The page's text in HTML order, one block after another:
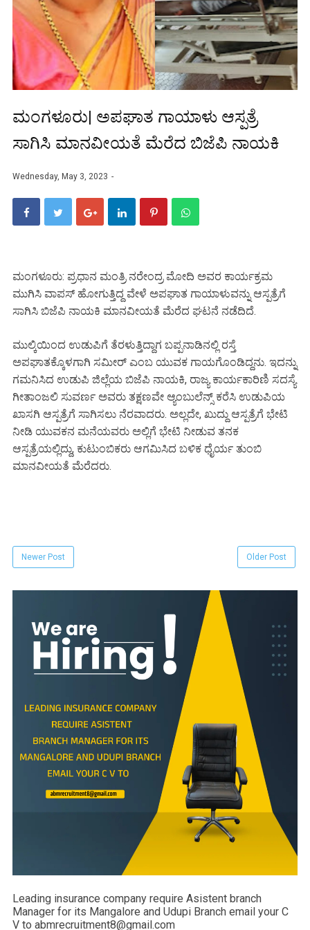
ಮಂಗಳೂರು| ಅಪಘಾತ ಗಾಯಾಳು ಆಸ್ಪತ್ರೆ
ಸಾಗಿಸಿ ಮಾನವೀಯತೆ ಮೆರೆದ ಬಿಜೆಪಿ ನಾಯಕಿ
Wednesday, May 3, 2023
ಮಂಗಳೂರು: ಪ್ರಧಾನ ಮಂತ್ರಿ ನರೇಂದ್ರ ಮೋದಿ ಅವರ ಕಾರ್ಯಕ್ರಮ
ಮುಗಿಸಿ ವಾಪಸ್ ಹೋಗುತ್ತಿದ್ದ ವೇಳೆ ಅಪಘಾತ ಗಾಯಾಳುವನ್ನು ಆಸ್ಪತ್ರೆಗೆ
ಸಾಗಿಸಿ ಬಿಜೆಪಿ ನಾಯಕಿ ಮಾನವೀಯತೆ ಮೆರೆದ ಘಟನೆ ನಡೆದಿದೆ.
ಮುಲ್ಕಿಯಿಂದ ಉಡುಪಿಗೆ ತೆರಳುತ್ತಿದ್ದಾಗ ಬಪ್ಪನಾಡಿನಲ್ಲಿ ರಸ್ತೆ
ಅಪಘಾತಕ್ಕೊಳಗಾಗಿ ಸಮೀರ್ ಎಂಬ ಯುವಕ ಗಾಯಗೊಂಡಿದ್ದನು. ಇದನ್ನು
ಗಮನಿಸಿದ ಉಡುಪಿ ಜಿಲ್ಲೆಯ ಬಿಜೆಪಿ ನಾಯಕಿ, ರಾಜ್ಯ ಕಾರ್ಯಕಾರಿಣಿ ಸದಸ್ಯೆ
ಗೀತಾಂಜಲಿ ಸುವರ್ಣ ಅವರು ತಕ್ಷಣವೇ ಆ್ಯಂಬುಲೆನ್ಸ್ ಕರೆಸಿ ಉಡುಪಿಯ
ಖಾಸಗಿ ಆಸ್ಪತ್ರೆಗೆ ಸಾಗಿಸಲು ನೆರವಾದರು. ಅಲ್ಲದೇ, ಖುದ್ದು ಆಸ್ಪತ್ರೆಗೆ ಭೇಟಿ
ನೀಡಿ ಯುವಕನ ಮನೆಯವರು ಅಲ್ಲಿಗೆ ಭೇಟಿ ನೀಡುವ ತನಕ
ಆಸ್ಪತ್ರೆಯಲ್ಲಿದ್ದು, ಕುಟುಂಬಿಕರು ಆಗಮಿಸಿದ ಬಳಿಕ ಧೈರ್ಯ ತುಂಬಿ
ಮಾನವೀಯತೆ ಮೆರೆದರು.
Newer Post Older Post
Leading insurance company require Asistent branch
Manager for its Mangalore and Udupi Branch email your C
V to abmrecruitment8@gmail.com